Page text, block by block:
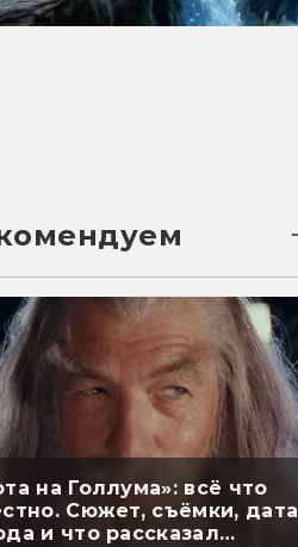
на Голлума»: всё что
Сюжет, съёмки, дата
и что рассказал